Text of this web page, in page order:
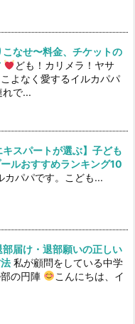
なせ〜料金、チケットの
ども！カリメラ！ヤサ
よなく愛するイルカパパ
で...
キスパートが選ぶ】子ども
ルおすすめランキング10
カパパです。こども...
部届け・退部願いの正しい
私が顧問をしている中学
の円陣
こんにちは、イ